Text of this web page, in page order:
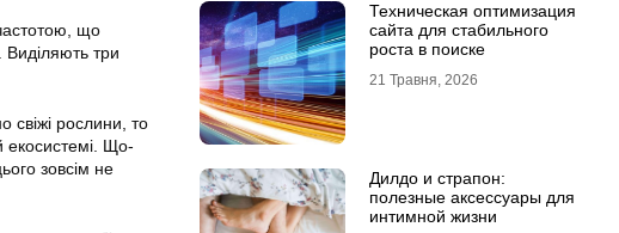
що
Виділяють три
свіжі рослини, то
екосистемі. Що-
зовсім не
Техническая оптимизация
сайта для стабильного
роста в поиске
21 Травня, 2026
Дилдо и страпон:
полезные аксессуары для
интимной жизни